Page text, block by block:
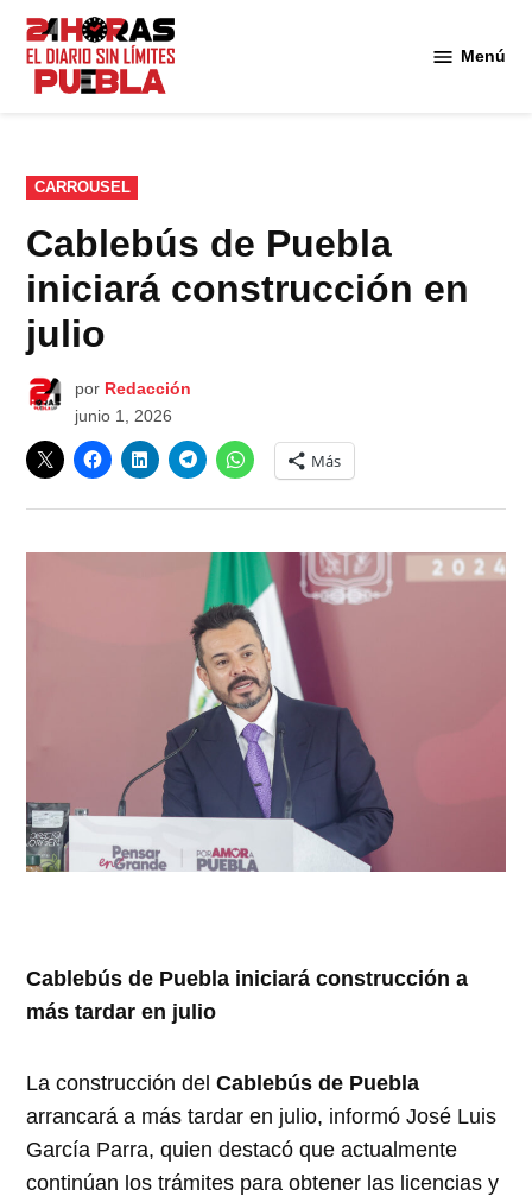
Saltar
contenido
Menú
PUBLICADO
EN
CARROUSEL
Cablebús de Puebla
iniciará construcción en
julio
por Redacción
junio 1, 2026
Más
Cablebús de Puebla iniciará construcción a
más tardar en julio
La construcción delCablebús de Puebla
arrancará a más tardar en julio, informó José Luis
García Parra, quien destacó que actualmente
continúan los trámites para obtener las licencias y